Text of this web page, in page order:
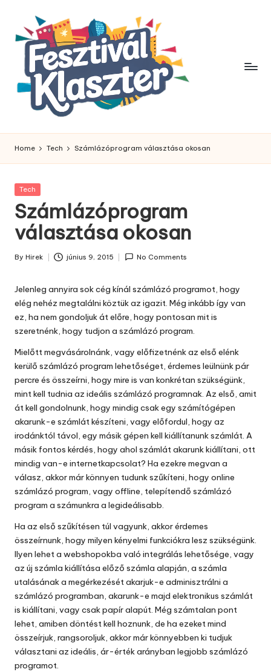
content
Home Tech Számlázóprogram választása okosan
Posted
Tech
Számlázóprogram
választása okosan
Posted
By Hirek június 9, 2015 No Comments
Jelenleg annyira sok cég kínál számlázó programot, hogy
elég nehéz megtalálni köztük az igazit. Még inkább így van
ez, ha nem gondoljuk át előre, hogy pontosan mit is
szeretnénk, hogy tudjon a számlázó program.
Mielőtt megvásárolnánk, vagy előfizetnénk az első elénk
kerülő számlázó program lehetőséget, érdemes leülnünk pár
percre és összeírni, hogy mire is van konkrétan szükségünk,
mint kell tudnia az ideális számlázó programnak. Az első, amit
át kell gondolnunk, hogy mindig csak egy számítógépen
akarunk-e számlát készíteni, vagy előfordul, hogy az
irodánktól távol, egy másik gépen kell kiállítanunk számlát. A
másik fontos kérdés, hogy ahol számlát akarunk kiállítani, ott
mindig van-e internetkapcsolat? Ha ezekre megvan a
válasz, akkor már könnyen tudunk szűkíteni, hogy online
számlázó program, vagy offline, telepítendő számlázó
program a számunkra a legideálisabb.
Ha az első szűkítésen túl vagyunk, akkor érdemes
összeírnunk, hogy milyen kényelmi funkciókra lesz szükségünk.
Ilyen lehet a webshopokba való integrálás lehetősége, vagy
az új számla kiállítása előző számla alapján, a számla
utalásának a megérkezését akarjuk-e adminisztrálni a
számlázó programban, akarunk-e majd elektronikus számlát
is kiállítani, vagy csak papír alapút. Még számtalan pont
lehet, amiben döntést kell hoznunk, de ha ezeket mind
összeírjuk, rangsoroljuk, akkor már könnyebben ki tudjuk
választani az ideális, ár-érték arányban legjobb számlázó
programot.